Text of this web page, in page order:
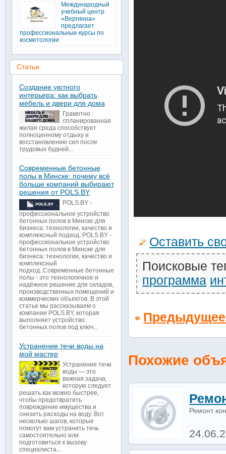
Оставить
Поисковые
программа
Похожие
Ремонт
Международный
учебный центр
«Вергинна»
предлагает
профессиональные курсы по
косметологии
Статьи
Создание уютного
интерьера: как выбрать
мебель и двери для дома
Грамотно
спланированная
жилая среда способствует
полноценному отдыху и
восстановлению сил после
трудовых будней...
Современные бетонные
полы в Минске: почему всё
больше компаний выбирают
решения от POLS.BY
POLS.BY -
профессиональное устройство
бетонных полов в Минске для
бизнеса: технологии, качество и
комплексный подход..POLS.BY -
профессиональное устройство
бетонных полов в Минске для
бизнеса: технологии, качество и
комплексный
подход..Современные бетонные
полы - это технологичное и
надёжное решение для складов,
производственных помещений и
коммерческих объектов. В этой
статье мы рассказываем о
компании POLS.BY, которая
выполняет устройство
бетонных полов под ключ...
Устранение течи воды на
мой мастер
Устранение течи
воды — это
важная задача,
которую следует
решать как можно быстрее,
чтобы предотвратить
повреждение имущества и
снизить расходы на воду. Вот
несколько шагов, которые
помогут вам устранить течь
самостоятельно или
подготовиться к вызову
специалиста...